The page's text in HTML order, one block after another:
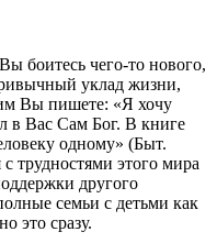
боитесь чего-то нового,
уклад жизни,
Вы пишете: «Я хочу
в Вас Сам Бог. В книге
одному» (Быт.
трудностями этого мира
другого
семьи с детьми как
это сразу.